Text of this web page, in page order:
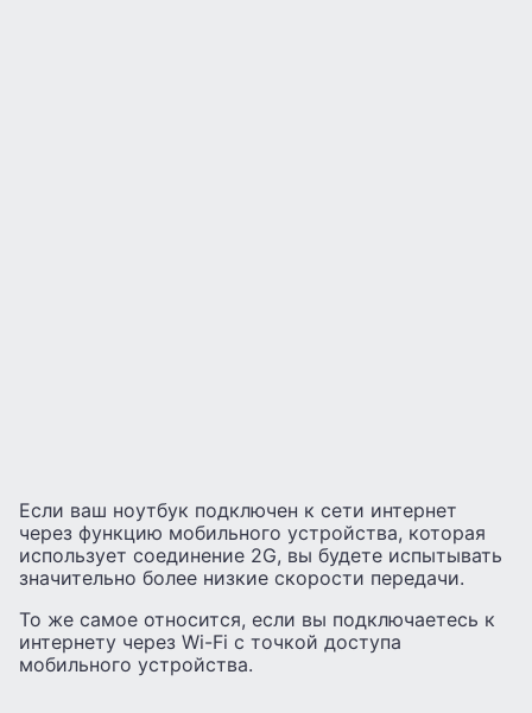
Если ваш ноутбук подключен к сети интернет
через функцию мобильного устройства, которая
использует соединение 2G, вы будете испытывать
значительно более низкие скорости передачи.
То же самое относится, если вы подключаетесь к
интернету через Wi-Fi с точкой доступа
мобильного устройства.